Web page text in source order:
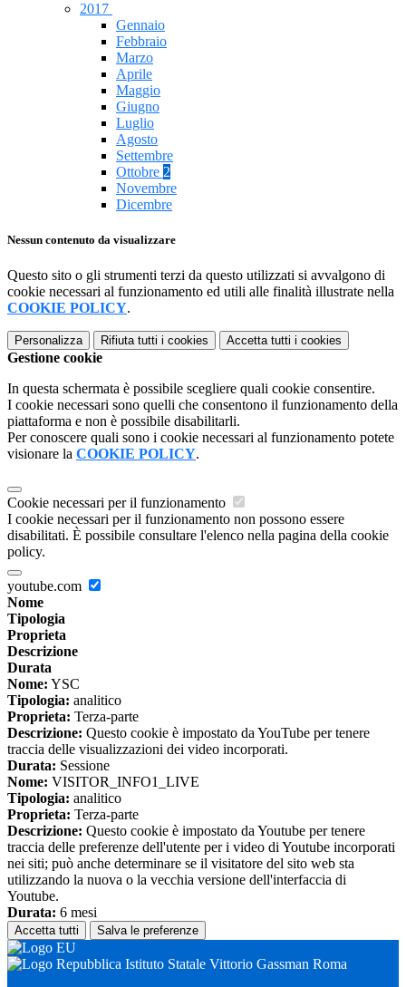
2017
Gennaio
Febbraio
Marzo
Aprile
Maggio
Giugno
Luglio
Agosto
Settembre
Ottobre 2
Novembre
Dicembre
Nessun contenuto da visualizzare
Questo sito o gli strumenti terzi da questo utilizzati si avvalgono di
cookie necessari al funzionamento ed utili alle finalità illustrate nella
COOKIE POLICY.
Personalizza Rifiuta tutti i cookies Accetta tutti i cookies
Gestione cookie
In questa schermata è possibile scegliere quali cookie consentire.
I cookie necessari sono quelli che consentono il funzionamento della
piattaforma e non è possibile disabilitarli.
Per conoscere quali sono i cookie necessari al funzionamento potete
visionare la COOKIE POLICY.
Cookie necessari per il funzionamento
I cookie necessari per il funzionamento non possono essere
disabilitati. È possibile consultare l'elenco nella pagina della cookie
policy.
youtube.com
Nome
Tipologia
Proprieta
Descrizione
Durata
Nome: YSC
Tipologia: analitico
Proprieta: Terza-parte
Descrizione: Questo cookie è impostato da YouTube per tenere
traccia delle visualizzazioni dei video incorporati.
Durata: Sessione
Nome: VISITOR_INFO1_LIVE
Tipologia: analitico
Proprieta: Terza-parte
Descrizione: Questo cookie è impostato da Youtube per tenere
traccia delle preferenze dell'utente per i video di Youtube incorporati
nei siti; può anche determinare se il visitatore del sito web sta
utilizzando la nuova o la vecchia versione dell'interfaccia di
Youtube.
Durata: 6 mesi
Accetta tutti Salva le preferenze
Istituto Statale Vittorio Gassman Roma